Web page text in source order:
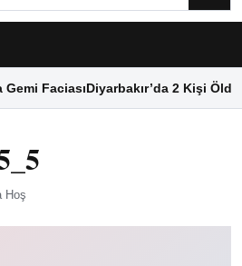
Gemi FaciasıDiyarbakır’da 2 Kişi Öldü
Hoş